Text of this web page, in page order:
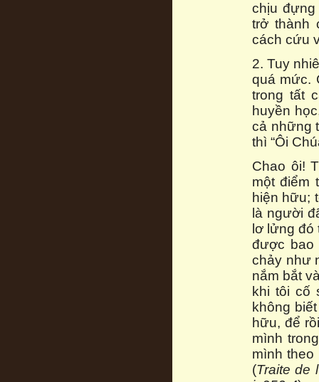
chịu
trở thành
cách cứu
2. Tuy
quá mức.
trong tất
huyền
cả những
thì “Ôi
Chao ôi!
một điểm
hiện hữu;
là người
lơ lửng đó
được bao
chảy như
nắm bắt
khi tôi cố
không
hữu, để
mình
mình theo
(Traite de